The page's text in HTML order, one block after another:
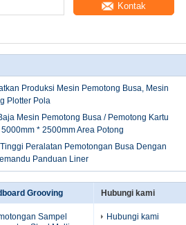
Kontak
Produksi Mesin Pemotong Busa, Mesin
Plotter Pola
Mesin Pemotong Busa / Pemotong Kartu
* 2500mm Area Potong
Peralatan Pemotongan Busa Dengan
Panduan Liner
Grooving
Sampel
Hubungi kami
Hubungi kami